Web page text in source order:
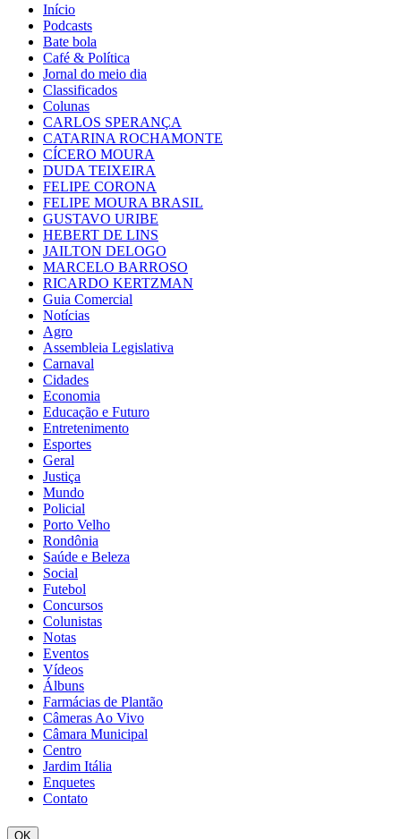
Início
Podcasts
Bate bola
Café & Política
Jornal do meio dia
Classificados
Colunas
CARLOS SPERANÇA
CATARINA ROCHAMONTE
CÍCERO MOURA
DUDA TEIXEIRA
FELIPE CORONA
FELIPE MOURA BRASIL
GUSTAVO URIBE
HEBERT DE LINS
JAILTON DELOGO
MARCELO BARROSO
RICARDO KERTZMAN
Guia Comercial
Notícias
Agro
Assembleia Legislativa
Carnaval
Cidades
Economia
Educação e Futuro
Entretenimento
Esportes
Geral
Justiça
Mundo
Policial
Porto Velho
Rondônia
Saúde e Beleza
Social
Futebol
Concursos
Colunistas
Notas
Eventos
Vídeos
Álbuns
Farmácias de Plantão
Câmeras Ao Vivo
Câmara Municipal
Centro
Jardim Itália
Enquetes
Contato
OK